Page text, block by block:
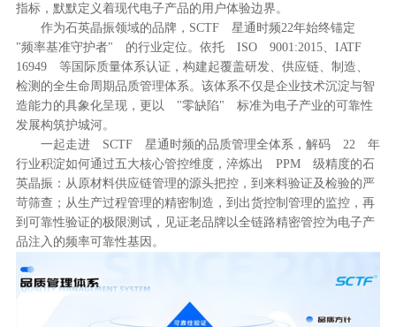
指标，默默定义着现代电子产品的用户体验边界。
作为石英晶振领域的品牌，SCTF 星通时频22年始终锚定
"频率基准守护者" 的行业定位。依托 ISO 9001:2015、IATF
16949 等国际质量体系认证，构建起覆盖研发、供应链、制造、
检测的全生命周期品质管理体系。该体系不仅是企业技术沉淀与智
造能力的具象化呈现，更以 "零缺陷" 标准为电子产业的可靠性
发展构筑护城河。
一起走进 SCTF 星通时频的品质管理全体系，解码 22 年
行业积淀如何通过五大核心管控维度，淬炼出 PPM 级精度的石
英晶振：从原材料供应链管理的源头把控，到来料验证及检验的严
苛筛查；从生产过程管理的精密制造，到出货控制管理的监控，再
到可靠性验证的极限测试，见证老品牌以全链路精密管控为电子产
品注入的频率可靠性基因。